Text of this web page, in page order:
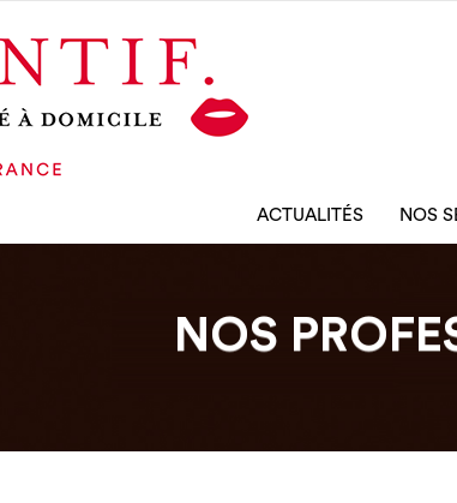
ACTUALITÉS NOS
NOS